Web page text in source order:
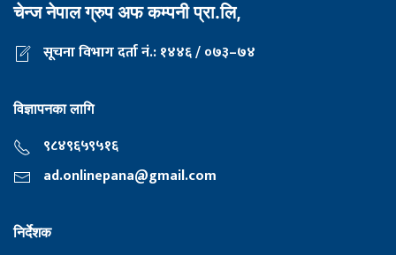
चेन्ज नेपाल ग्रुप अफ कम्पनी प्रा.लि,
सूचना विभाग दर्ता नं.: १४४६ / ०७३–७४
विज्ञापनका लागि
९८४९६५९५१६
ad.onlinepana@gmail.com
निर्देशक